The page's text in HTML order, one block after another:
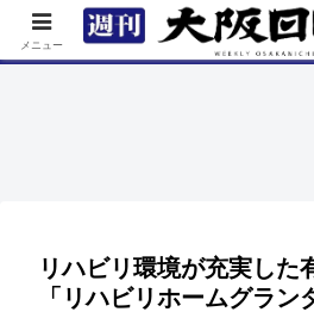
TOP 特集 ニュース 連載
リハビリ環境が充実した
「リハビリホームグラン
メニュー